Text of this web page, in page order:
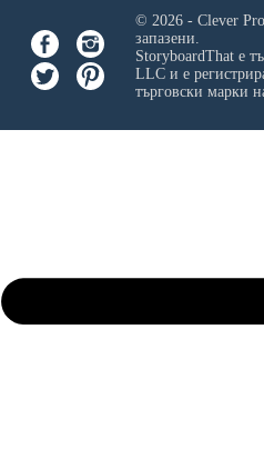
© 2026 - Clever
запазени.
StoryboardThat е
LLCи е
търговски марки